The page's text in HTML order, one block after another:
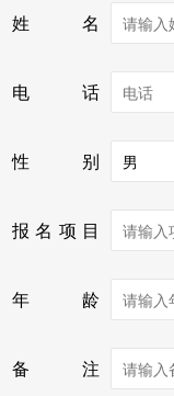
姓名
电话
性别
报名项目
年龄
备注